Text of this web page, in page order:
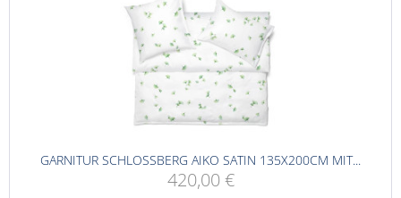
GARNITUR SCHLOSSBERG AIKO SATIN 135X200CM MIT...
420,00 €